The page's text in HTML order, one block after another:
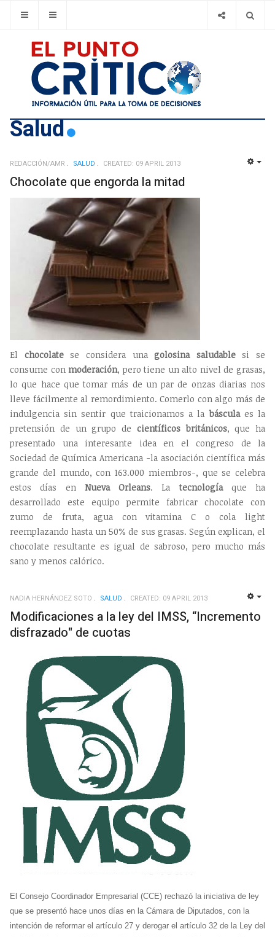
Salud
REDACCIÓN/AMR SALUD CREATED: 09 APRIL 2013
Chocolate que engorda la mitad
El chocolatese considera unagolosina saludablesi se
consume conmoderación, pero tiene un alto nivel de grasas,
lo que hace que tomar más de un par de onzas diarias nos
lleve fácilmente al remordimiento. Comerlo con algo más de
indulgencia sin sentir que traicionamos a labásculaes la
pretensión de un grupo de científicos británicos, que ha
presentado una interesante idea en el congreso de la
Sociedad de Química Americana -la asociación científica más
grande del mundo, con 163.000 miembros-, que se celebra
estos días en Nueva Orleans. Latecnologíaque ha
desarrollado este equipo permite fabricar chocolate con
zumo de fruta, agua con vitamina C o cola light
reemplazando hasta un 50% de sus grasas. Según explican, el
chocolate resultante es igual de sabroso, pero mucho más
sano y menos calórico.
NADIA HERNÁNDEZ SOTO SALUD CREATED: 09 APRIL 2013
Modificaciones a la ley del IMSS, “Incremento
disfrazado" de cuotas
El Consejo Coordinador Empresarial (CCE) rechazó la iniciativa de ley
que se presentó hace unos días en la Cámara de Diputados, con la
intención de reformar el artículo 27 y derogar el artículo 32 de la Ley del